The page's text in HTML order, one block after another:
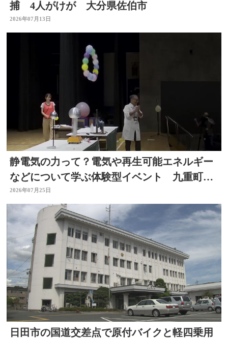
捕 4人がけが 大分県佐伯市
2026年07月13日
静電気の力って？電気や再生可能エネルギー
などについて学ぶ体験型イベント 九重町・
大分
2026年07月25日
日田市の国道交差点で原付バイクと軽四乗用